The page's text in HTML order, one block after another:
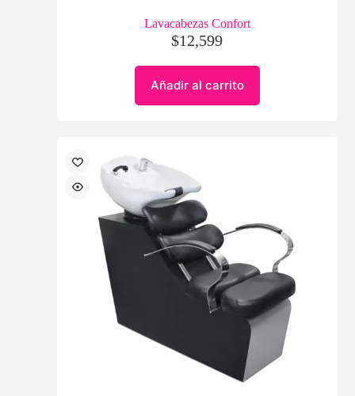
Lavacabezas Confort
$12,599
Añadir al carrito